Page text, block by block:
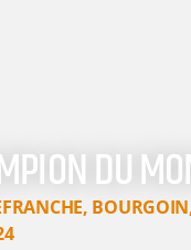
DU
, BOURGOIN